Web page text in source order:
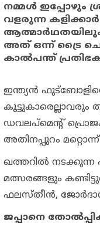
നമ്മള്‍ ഇപ്പോഴും
വളരുന്ന
അത് ഒന്ന് ട്രൈ
കാല്‍പന്ത്
ഇന്ത്യന്‍
ഡവലപ്‌മെന്റ്
അതിനപ്പുറം
ഖത്തറില്‍ നടക്കുന്ന
മത്സരങ്ങളും
ഫലസ്തീന്‍,
ജപ്പാനെ